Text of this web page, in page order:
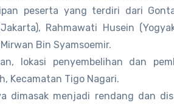
peserta yang terdiri dari
Rahmawati Husein
Bin Syamsoemir.
lokasi penyembelihan dan
Kecamatan Tigo Nagari.
dimasak menjadi rendang dan